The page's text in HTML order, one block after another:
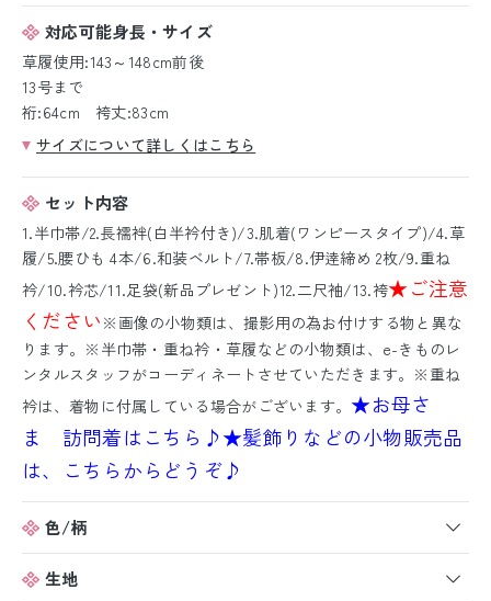
対応可能身長・サイズ
草履使用:143～148cm前後
13号まで
裄:64cm 袴丈:83cm
サイズについて詳しくはこちら
セット内容
1.半巾帯/2.長襦袢(白半衿付き)/3.肌着(ワンピースタイプ)/4.草
履/5.腰ひも 4本/6.和装ベルト/7.帯板/8.伊逹締め 2枚/9.重ね
衿/10.衿芯/11.足袋(新品プレゼント)12.二尺袖/13.袴★ご注意
ください ※画像の小物類は、撮影用の為お付けする物と異な
ります。※半巾帯・重ね衿・草履などの小物類は、e-きものレ
ンタルスタッフがコーディネートさせていただきます。※重ね
衿は、着物に付属している場合がございます。★お母さ
ま 訪問着はこちら♪★髪飾りなどの小物販売品
は、こちらからどうぞ♪
色/柄
生地